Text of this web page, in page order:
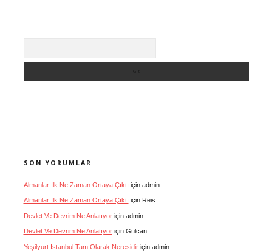
SON YORUMLAR
Almanlar Ilk Ne Zaman Ortaya Çıktı için admin
Almanlar Ilk Ne Zaman Ortaya Çıktı için Reis
Devlet Ve Devrim Ne Anlatıyoriçin admin
Devlet Ve Devrim Ne Anlatıyoriçin Gülcan
Yeşilyurt Istanbul Tam Olarak Neresidiriçin admin